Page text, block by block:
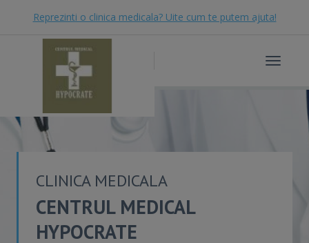
Reprezinti o clinica medicala? Uite cum te putem ajuta!
Toggle
CLINICA MEDICALA
CENTRUL MEDICAL
HYPOCRATE